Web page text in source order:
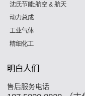
沈氏节能:航空 & 航天
动力总成
工业气体
精细化工
明白人们
售后服务电话